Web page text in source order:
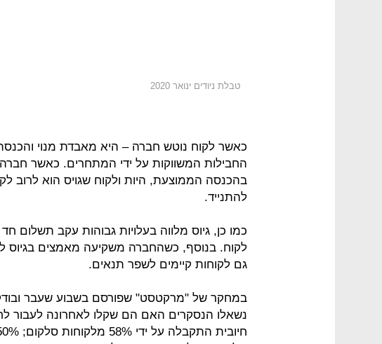
טבלת ניודים ינואר 2020
כאשר לקוח נוטש חברה – היא מאבדת מנוי
החבילות המשווקות על ידי המתחרים. כאשר חברה
בהכנסה הממוצעת, היות ולקוח שגויס הוא לרוב
להתנייד.
כמו כן, גיוס מלווה בעלויות גבוהות עקב תשלום
לקוח. בנוסף, כשהחברה משקיעה מאמצים בגיוס
גם לקוחות קיימים לשפר תנאים.
במחקר של "מרקטסט" שפורסם בשבוע שעבר
נשאלו הנסקרים האם הם שקלו לאחרונה לעבור